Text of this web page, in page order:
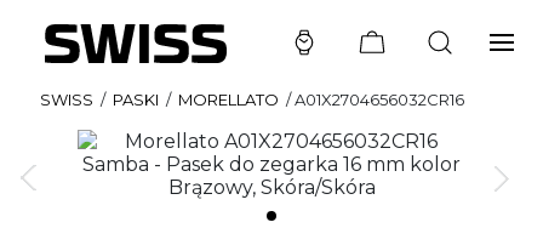
SWISS / PASKI / MORELLATO /A01X2704656032CR16